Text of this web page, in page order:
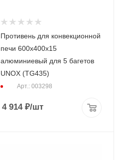
Противень для конвекционной
печи 600х400х15
алюминиевый для 5 багетов
UNOX (TG435)
Арт.: 003298
4 914₽/шт